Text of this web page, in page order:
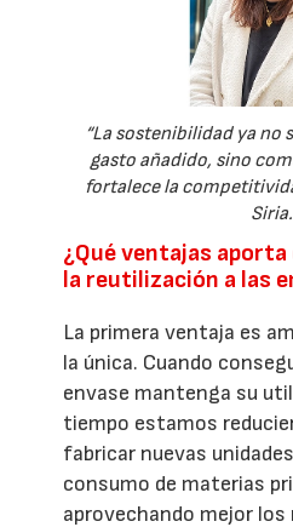
“La sostenibilidad ya no
gasto añadido, sino
fortalece la
Siria.
¿Qué ventajas
la reutilización a las
La primera ventaja es
la única. Cuando
envase mantenga su
tiempo estamos
fabricar nuevas
consumo de materias
aprovechando mejor los